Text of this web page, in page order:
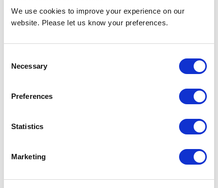
We use cookies to improve your experience on our
website. Please let us know your preferences.
Selection
Necessary
Preferences
Statistics
Marketing